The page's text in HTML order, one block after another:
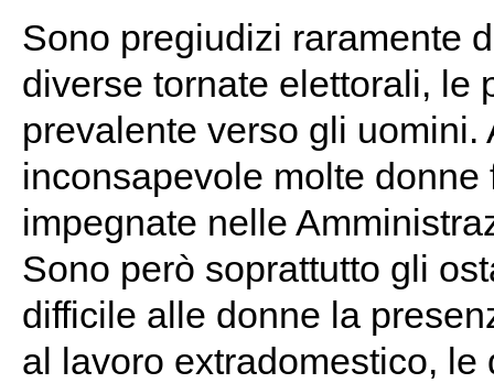
Sono pregiudizi raramente
diverse tornate elettorali, le
prevalente verso gli
inconsapevole molte
impegnate nelle
Sono però soprattutto gli
difficile alle donne la
al lavoro extradomestico,